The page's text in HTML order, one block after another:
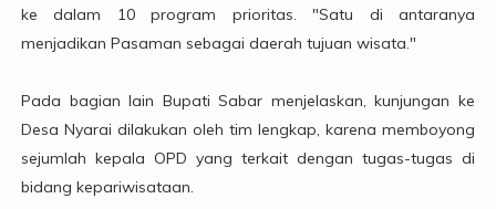
ke dalam 10 program prioritas. "Satu di antaranya
menjadikan Pasaman sebagai daerah tujuan wisata."
Pada bagian lain Bupati Sabar menjelaskan, kunjungan ke
Desa Nyarai dilakukan oleh tim lengkap, karena memboyong
sejumlah kepala OPD yang terkait dengan tugas-tugas di
bidang kepariwisataan.